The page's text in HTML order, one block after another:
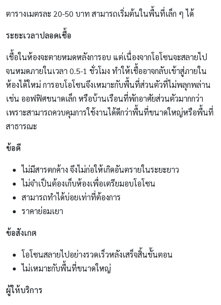
ตารางเมตรละ 20-50 บาท สามารถเริ่มต้นในพื้นที่เล็ก ๆ ได้
ระยะเวลาปลอดเชื้อ
เชื้อในห้องจะตายหมดหลังการอบ แต่เนื่องจากโอโซนจะสลายไป
จนหมดภายในเวลา 0.5-1 ชั่วโมง ทำให้เชื้ออาจกลับเข้าสู่ภายใน
ห้องได้ใหม่ การอบโอโซนจึงเหมาะกับพื้นที่ส่วนตัวที่ไม่พลุกพล่าน
เช่น ออฟฟิศขนาดเล็ก หรือบ้านเรือนที่พักอาศัยส่วนตัวมากกว่า
เพราะสามารถควบคุมการใช้งานได้ดีกว่าพื้นที่ขนาดใหญ่หรือพื้นที่
สาธารณะ
ข้อดี
ไม่มีสารตกค้าง จึงไม่ก่อให้เกิดอันตรายในระยะยาว
ไม่จำเป็นต้องเก็บห้องเพื่อเตรียมอบโอโซน
สามารถทำได้บ่อยเท่าที่ต้องการ
ราคาย่อมเยา
ข้อสังเกต
โอโซนสลายไปอย่างรวดเร็วหลังเสร็จสิ้นขั้นตอน
ไม่เหมาะกับพื้นที่ขนาดใหญ่
ผู้ให้บริการ